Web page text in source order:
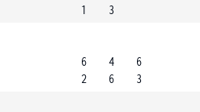
1
3
6
2
4
6
6
3